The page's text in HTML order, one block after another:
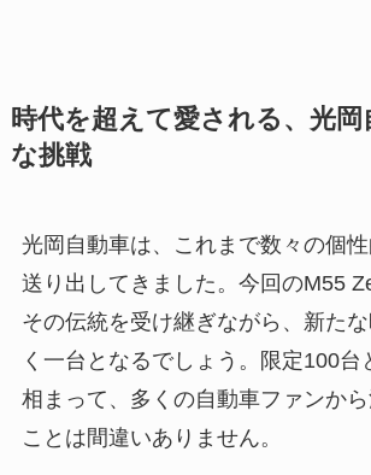
時代を超えて愛される、光岡
な挑戦
光岡自動車は、これまで数々の個
送り出してきました。今回のM55
その伝統を受け継ぎながら、新た
く一台となるでしょう。限定100台
相まって、多くの自動車ファンか
ことは間違いありません。